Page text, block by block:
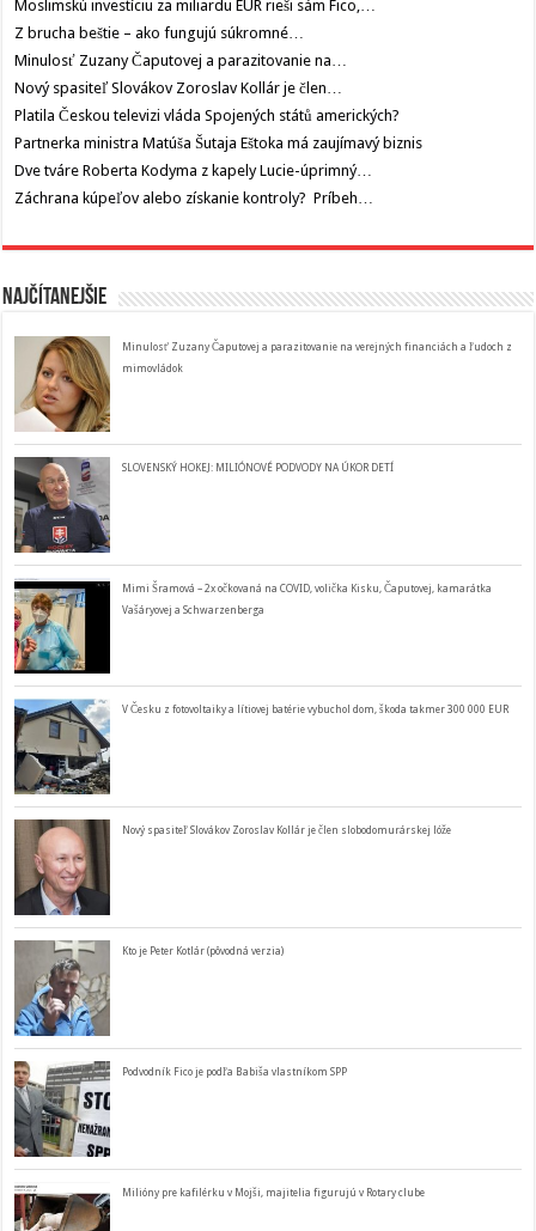
Moslimskú investíciu za miliardu EUR rieši sám Fico,…
Z brucha beštie – ako fungujú súkromné…
Minulosť Zuzany Čaputovej a parazitovanie na…
Nový spasiteľ Slovákov Zoroslav Kollár je člen…
Platila Českou televizi vláda Spojených států amerických?
Partnerka ministra Matúša Šutaja Eštoka má zaujímavý biznis
Dve tváre Roberta Kodyma z kapely Lucie-úprimný…
Záchrana kúpeľov alebo získanie kontroly? Príbeh…
Najčítanejšie
Minulosť Zuzany Čaputovej a parazitovanie na verejných financiách a ľudoch z
mimovládok
SLOVENSKÝ HOKEJ: MILIÓNOVÉ PODVODY NA ÚKOR DETÍ
Mimi Šramová – 2x očkovaná na COVID, volička Kisku, Čaputovej, kamarátka
Vašáryovej a Schwarzenberga
V Česku z fotovoltaiky a lítiovej batérie vybuchol dom, škoda takmer 300 000 EUR
Nový spasiteľ Slovákov Zoroslav Kollár je člen slobodomurárskej lóže
Kto je Peter Kotlár (pôvodná verzia)
Podvodník Fico je podľa Babiša vlastníkom SPP
Milióny pre kafilérku v Mojši, majitelia figurujú v Rotary clube